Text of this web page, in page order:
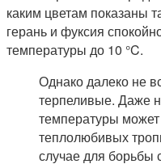
каким цветам показаны
герань и фуксия
температуры до 10 °C.
Однако далеко не
терпеливые. Даже
температуры может
теплолюбивых
случае для борьбы